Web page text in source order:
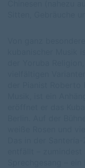
Chinesen (nahezu
Sitten, Gebräuche
Von ganz
kubanischer Musik
der Yoruba
vielfältigen
der Pianist
Musik, ist ein
eröffnet er das
Berlin. Auf der
weiße Rosen und
Das in der
entfällt –
Sprechgesang –